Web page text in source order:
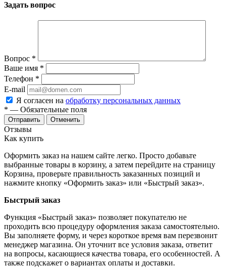
Задать вопрос
Вопрос *
Ваше имя *
Телефон *
E-mail
Я согласен на обработку персональных данных
* — Обязательные поля
Отменить
Отзывы
Как купить
Оформить заказ на нашем сайте легко. Просто добавьте
выбранные товары в корзину, а затем перейдите на страницу
Корзина, проверьте правильность заказанных позиций и
нажмите кнопку «Оформить заказ» или «Быстрый заказ».
Быстрый заказ
Функция «Быстрый заказ» позволяет покупателю не
проходить всю процедуру оформления заказа самостоятельно.
Вы заполняете форму, и через короткое время вам перезвонит
менеджер магазина. Он уточнит все условия заказа, ответит
на вопросы, касающиеся качества товара, его особенностей. А
также подскажет о вариантах оплаты и доставки.